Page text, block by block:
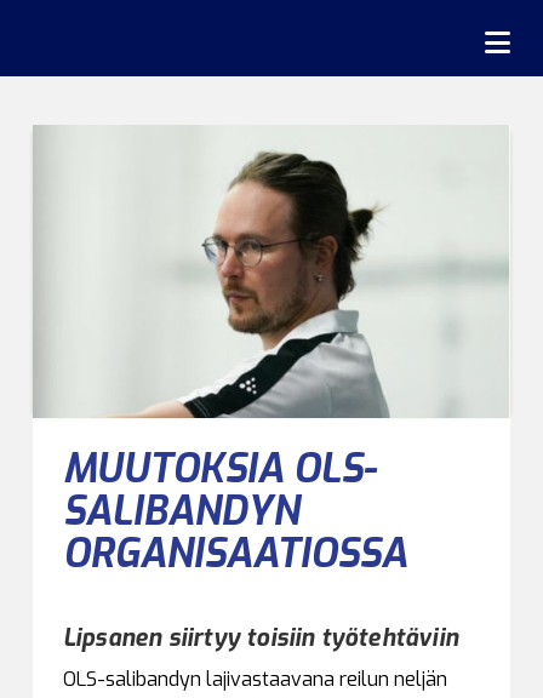
MUUTOKSIA OLS-
SALIBANDYN
ORGANISAATIOSSA
Lipsanen siirtyy toisiin työtehtäviin
OLS-salibandyn lajivastaavana reilun neljän